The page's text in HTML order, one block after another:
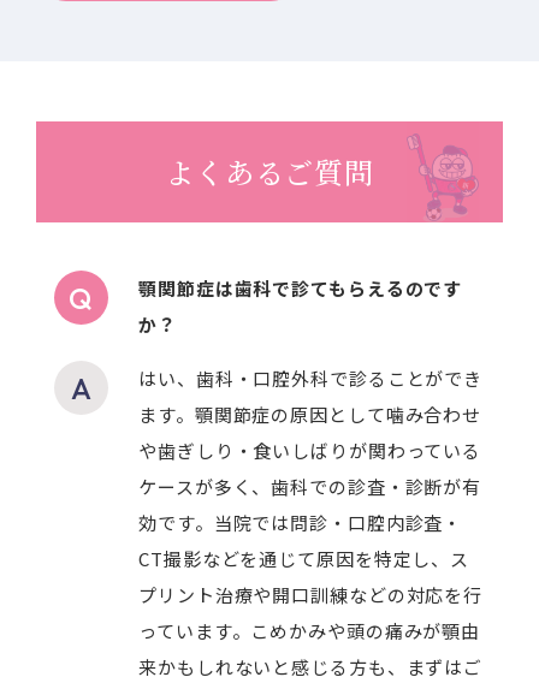
よくあるご質問
顎関節症は歯科で診てもらえるのです
か？
はい、歯科・口腔外科で診ることができ
ます。顎関節症の原因として噛み合わせ
や歯ぎしり・食いしばりが関わっている
ケースが多く、歯科での診査・診断が有
効です。当院では問診・口腔内診査・
CT撮影などを通じて原因を特定し、ス
プリント治療や開口訓練などの対応を行
っています。こめかみや頭の痛みが顎由
来かもしれないと感じる方も、まずはご